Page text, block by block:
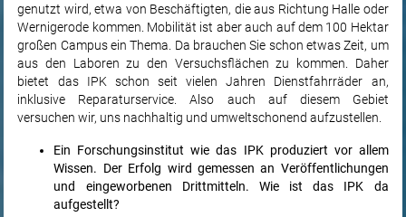
genutzt wird, etwa von Beschäftigten, die aus Richtung Halle oder
Wernigerode kommen. Mobilität ist aber auch auf dem 100 Hektar
großen Campus ein Thema. Da brauchen Sie schon etwas Zeit, um
aus den Laboren zu den Versuchsflächen zu kommen. Daher
bietet das IPK schon seit vielen Jahren Dienstfahrräder an,
inklusive Reparaturservice. Also auch auf diesem Gebiet
versuchen wir, uns nachhaltig und umweltschonend aufzustellen.
Ein Forschungsinstitut wie das IPK produziert vor allem
Wissen. Der Erfolg wird gemessen an Veröffentlichungen
und eingeworbenen Drittmitteln. Wie ist das IPK da
aufgestellt?